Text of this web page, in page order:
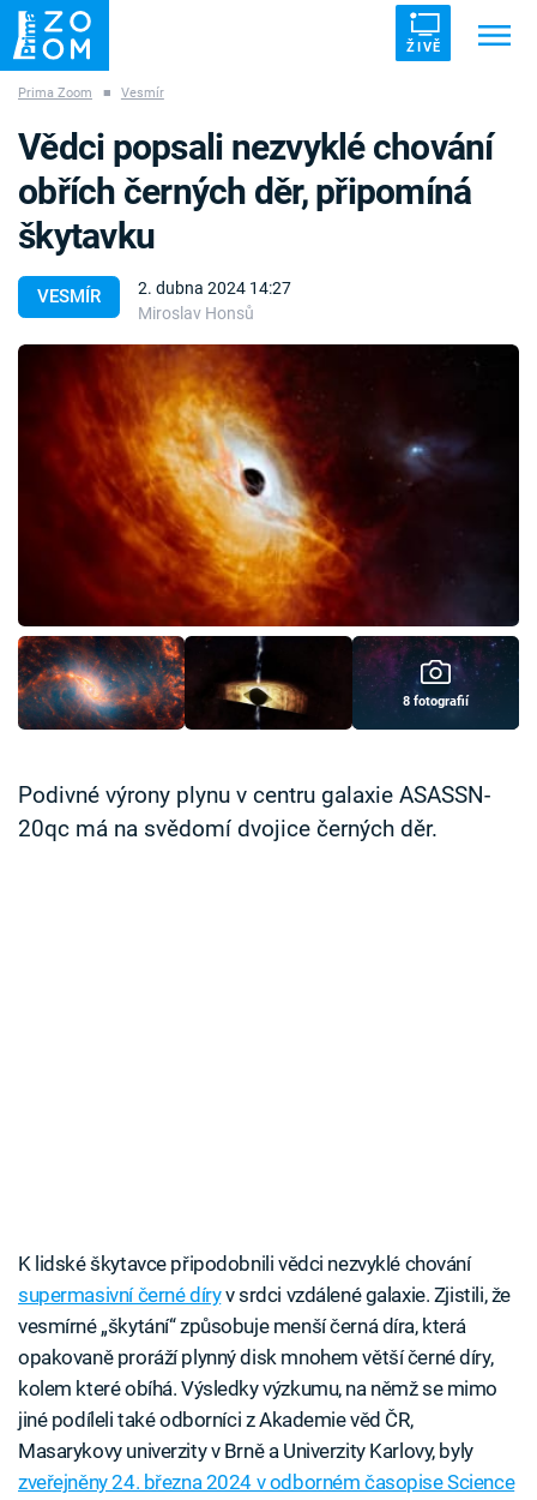
ŽIVĚ
ZÁHADY VETŘELCI DÁVNOVĚKU
Témata
Témata
Pořady
TV Program
Časopis
Sledujte prima+
Přihlášení
Sledujte nás
Prima Zoom ■ Vesmír
VESMÍR
2. dubna 2024 14:27
Miroslav Honsů
Vědci popsali nezvyklé chování
obřích černých děr, připomíná
škytavku
8 fotografií
Podivné výrony plynu v centru galaxie ASASSN-
20qc má na svědomí dvojice černých děr.
K lidské škytavce připodobnili vědci nezvyklé chování
supermasivní černé díryv srdci vzdálené galaxie. Zjistili, že
vesmírné „škytání“ způsobuje menší černá díra, která
opakovaně proráží plynný disk mnohem větší černé díry,
kolem které obíhá. Výsledky výzkumu, na němž se mimo
jiné podíleli také odborníci z Akademie věd ČR,
Masarykovy univerzity v Brně a Univerzity Karlovy, byly
zveřejněny 24. března 2024 v odborném časopise Science